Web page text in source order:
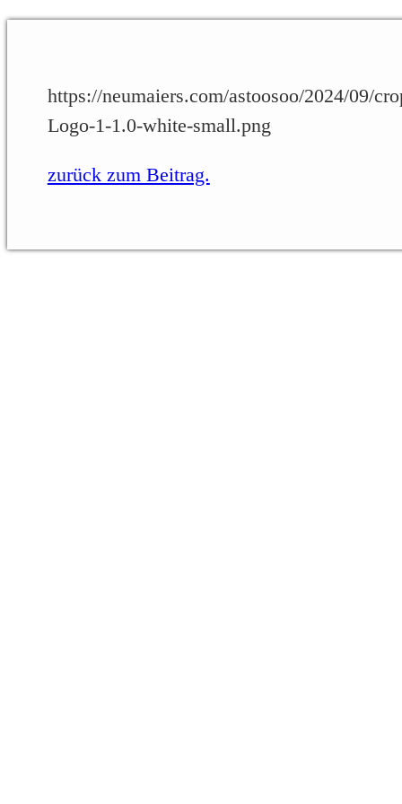
https://neumaiers.com/astoosoo/2024/09/
Logo-1-1.0-white-small.png
zurück zum Beitrag.